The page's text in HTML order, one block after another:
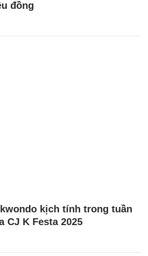
đồng
kịch tính trong tuần
CJ K Festa 2025